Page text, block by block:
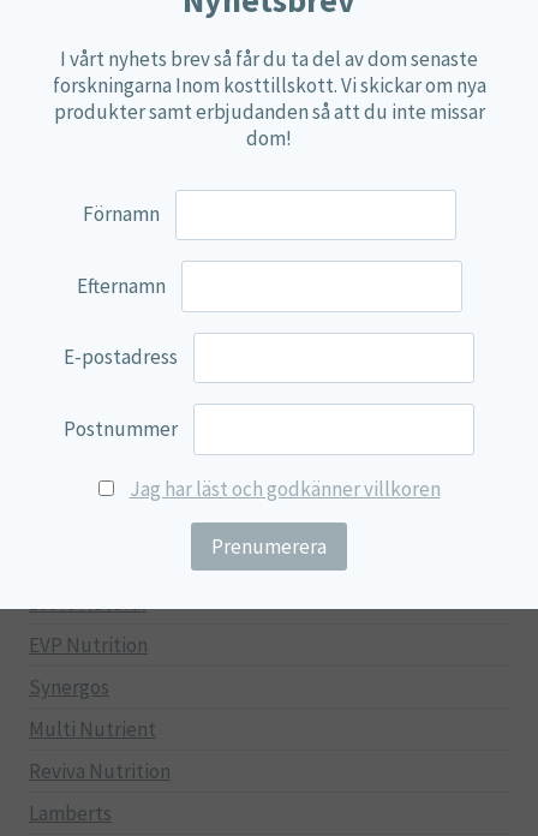
Erbjudanden
Nyheter
Aminosyror
Mjölksyrebakterier
Matsmältningsenzymer
Örter
Multi produkter
Övriga kosttillskott
100% Natural
EVP Nutrition
Synergos
Multi Nutrient
Reviva Nutrition
Lamberts
I vårt nyhets brev så får du ta del av dom senaste
forskningarna Inom kosttillskott. Vi skickar om nya
produkter samt erbjudanden så att du inte missar
dom!
Förnamn
Efternamn
E-postadress
Postnummer
Jag har läst och godkänner villkoren